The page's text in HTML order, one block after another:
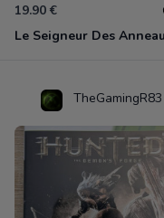
19.90 €
TheGamingR83